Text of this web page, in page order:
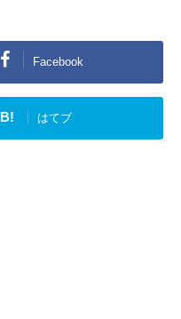
Facebook
B! はてブ